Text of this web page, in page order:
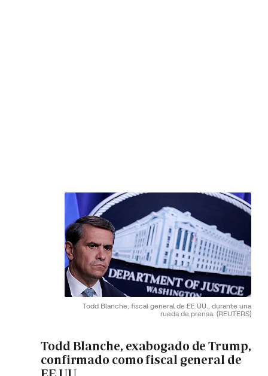
Todd Blanche, fiscal general de EE.UU., durante una
rueda de prensa. (REUTERS)
Todd Blanche, exabogado de Trump,
confirmado como fiscal general de